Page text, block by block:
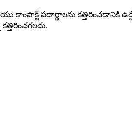
కాంపాక్ట్ పదార్థాలను కత్తిరించడానికి